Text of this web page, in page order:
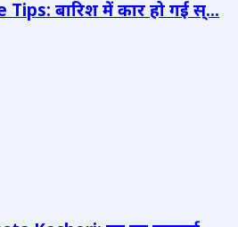
बारिश में कार हो गई स्...